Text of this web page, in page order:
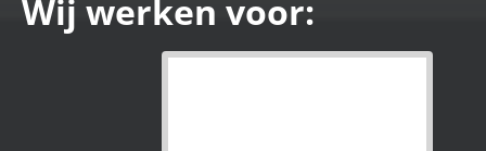
Wij werken voor: